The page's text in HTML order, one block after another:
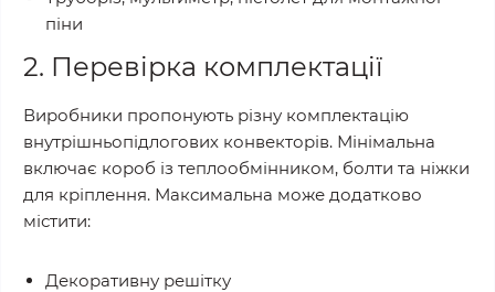
піни
2. Перевірка комплектації
Виробники пропонують різну комплектацію
внутрішньопідлогових конвекторів. Мінімальна
включає короб із теплообмінником, болти та ніжки
для кріплення. Максимальна може додатково
містити:
Декоративну решітку